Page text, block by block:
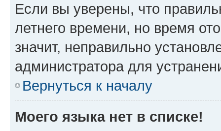
Если вы уверены, что
летнего времени, но время
значит, неправильно
администратора для
Вернуться к началу
Моего языка нет в списке!